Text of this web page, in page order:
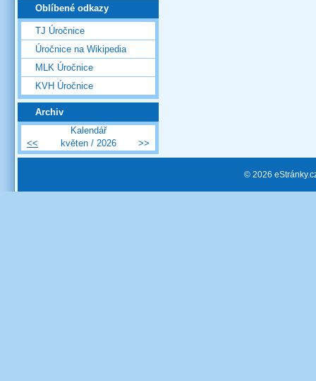
Oblíbené odkazy
TJ Úročnice
Úročnice na Wikipedia
MLK Úročnice
KVH Úročnice
Archiv
Kalendář
<<
květen / 2026 >>
© 2026